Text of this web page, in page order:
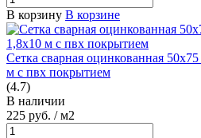
В корзину В корзине
Сетка сварная оцинкованная
м с пвх покрытием
(4.7)
В наличии
225 руб. / м2